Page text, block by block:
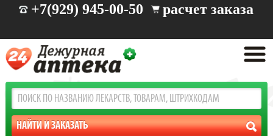
+7(929) 945-00-50 расчет заказа